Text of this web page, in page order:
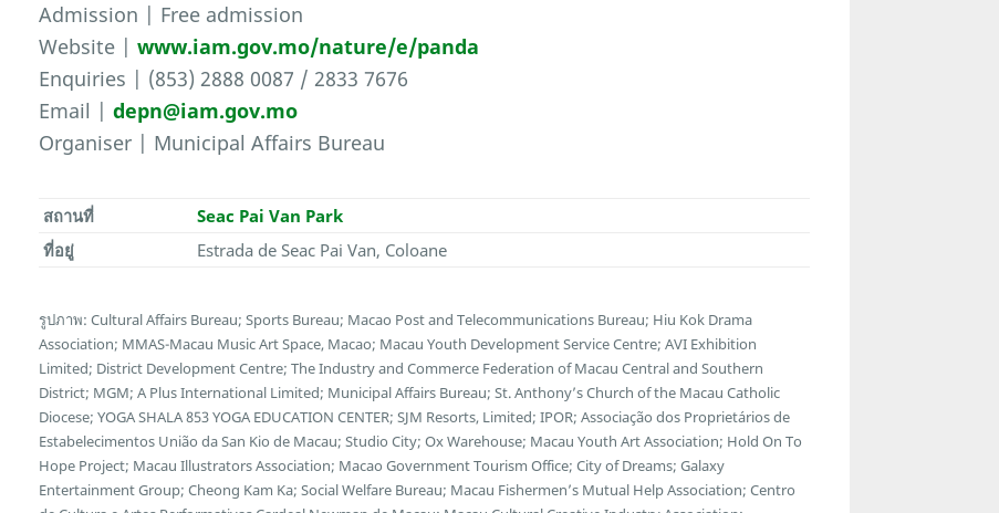
Admission | Free admission
Website |www.iam.gov.mo/nature/e/panda
Enquiries | (853) 2888 0087 / 2833 7676
Email |depn@iam.gov.mo
Organiser | Municipal Affairs Bureau
สถานที่
Seac Pai Van Park
ที่อยู่
Estrada de Seac Pai Van, Coloane
รูปภาพ: Cultural Affairs Bureau; Sports Bureau; Macao Post and Telecommunications Bureau; Hiu Kok Drama
Association; MMAS-Macau Music Art Space, Macao; Macau Youth Development Service Centre; AVI Exhibition
Limited; District Development Centre; The Industry and Commerce Federation of Macau Central and Southern
District; MGM; A Plus International Limited; Municipal Affairs Bureau; St. Anthony’s Church of the Macau Catholic
Diocese; YOGA SHALA 853 YOGA EDUCATION CENTER; SJM Resorts, Limited; IPOR; Associação dos Proprietários de
Estabelecimentos União da San Kio de Macau; Studio City; Ox Warehouse; Macau Youth Art Association; Hold On To
Hope Project; Macau Illustrators Association; Macao Government Tourism Office; City of Dreams; Galaxy
Entertainment Group; Cheong Kam Ka; Social Welfare Bureau; Macau Fishermen’s Mutual Help Association; Centro